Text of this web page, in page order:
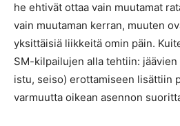
he ehtivät ottaa vain muutamat
vain muutaman kerran, muuten
yksittäisiä liikkeitä omin päin.
SM-kilpailujen alla tehtiin:
istu, seiso) erottamiseen lisättiin
varmuutta oikean asennon